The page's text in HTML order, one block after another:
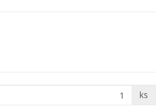
ks